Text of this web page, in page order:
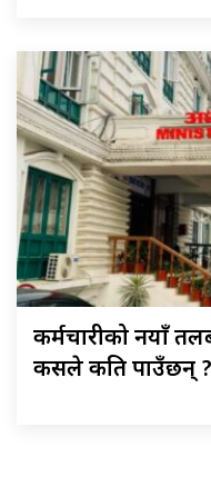
कर्मचारीको नयाँ
कसले कति पाउँछन् ?